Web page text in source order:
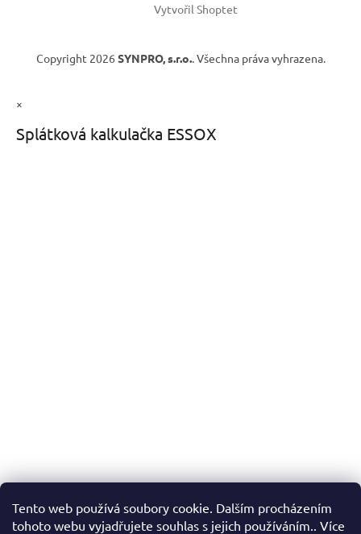
Tento web používá soubory cookie. Dalším procházením
tohoto webu vyjadřujete souhlas s jejich používáním.. Více
Vytvořil Shoptet
Copyright 2026 SYNPRO, s.r.o.. Všechna práva vyhrazena.
×
Splátková kalkulačka ESSOX